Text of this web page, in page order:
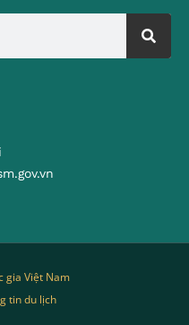
gia Việt Nam
tin du lịch